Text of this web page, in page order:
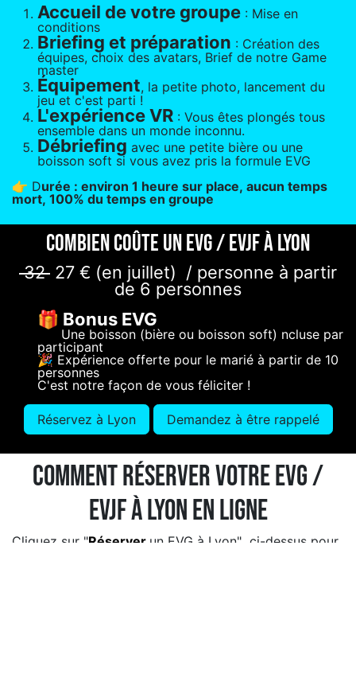
Accueil de votre groupe : Mise en
conditions
Briefing et préparation : Création des
équipes, choix des avatars, Brief de notre Game
master
Équipement, la petite photo, lancement du
jeu et c'est parti !
L'expérience VR : Vous êtes plongés tous
ensemble dans un monde inconnu.
Débriefing avec une petite bière ou une
boisson soft si vous avez pris la formule EVG
👉 Durée : environ 1 heure sur place, aucun temps
mort, 100% du temps en groupe
Combien coûte un EVG / EVJF à Lyon
32 27 € (en juillet) / personne à partir
de 6 personnes
🎁 Bonus EVG
Une boisson (bière ou boisson soft) ncluse par
participant
🎉 Expérience offerte pour le marié à partir de 10
personnes
C'est notre façon de vous féliciter !
Réservez à Lyon Demandez à être rappelé
Comment réserver votre EVG /
EVJF à Lyon en ligne
Cliquez sur "Réserver un EVG à Lyon" ci-dessus pour